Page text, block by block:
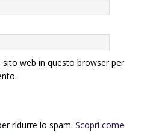
web in questo browser per
ridurre lo spam. Scopri come